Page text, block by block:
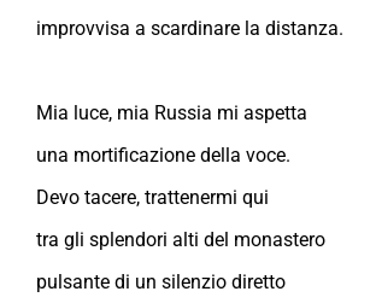
improvvisa a scardinare la distanza.
Mia luce, mia Russia mi aspetta
una mortificazione della voce.
Devo tacere, trattenermi qui
tra gli splendori alti del monastero
pulsante di un silenzio diretto